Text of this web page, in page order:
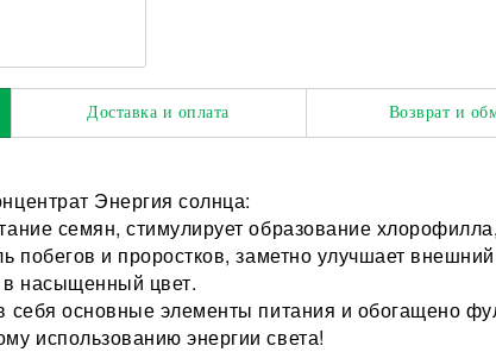
Доставка и оплата Возврат и
Энергия солнца:
семян, стимулирует образование
побегов и проростков, заметно улучшает
насыщенный цвет.
себя основные элементы питания и обогащено
использованию энергии света!